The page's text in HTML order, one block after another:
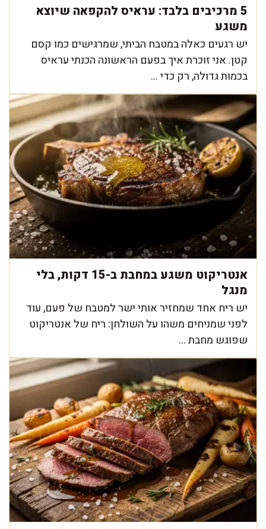
5 מרכיבים בלבד: עראיס להקפאה שיוצא
משגע
יש רגעים כאלה במטבח הביתי, שמרגישים כמו קסם
קטן. אני זוכרת איך בפעם הראשונה הכנתי עראיס
בכמות גדולה, רק כדי ...
אנטריקוט משגע במחבת ב-15 דקות, בלי
מנגל
יש ריח אחד שמחזיר אותי ישר למטבח של פעם, עוד
לפני שמניחים משהו על השולחן: ריח של אנטריקוט
שפוגש מחבת ...